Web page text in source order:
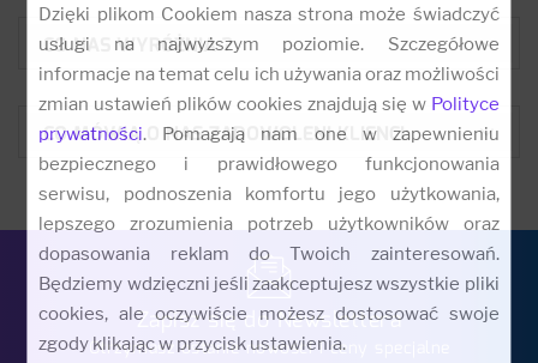
CO NAS WYRÓŻNIA ?
CO MÓWIĄ O NAS ZADOWOLENI KLIENCI:
Zapisz się do Newslettera
Otrzymasz ostanie nowości i ceny specjalne
Dzięki plikom Cookiem nasza strona może świadczyć
usługi na najwyższym poziomie. Szczegółowe
informacje na temat celu ich używania oraz możliwości
zmian ustawień plików cookies znajdują się w Polityce
prywatności. Pomagają nam one w zapewnieniu
bezpiecznego i prawidłowego funkcjonowania
serwisu, podnoszenia komfortu jego użytkowania,
lepszego zrozumienia potrzeb użytkowników oraz
dopasowania reklam do Twoich zainteresowań.
Będziemy wdzięczni jeśli zaakceptujesz wszystkie pliki
cookies, ale oczywiście możesz dostosować swoje
zgody klikając w przycisk ustawienia.